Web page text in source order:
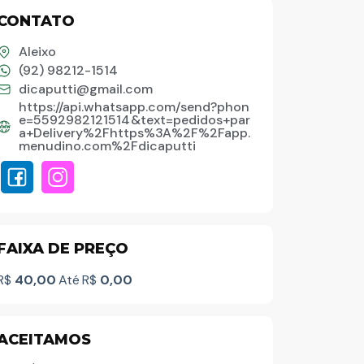
Aleixo
(92) 98212-1514
dicaputti@gmail.com
https://api.whatsapp.com/send?phon
e=5592982121514&text=pedidos+par
a+Delivery%2Fhttps%3A%2F%2Fapp.
menudino.com%2Fdicaputti
DE PREÇO
40,00AtéR$ 0,00
Abrasel Amazonas